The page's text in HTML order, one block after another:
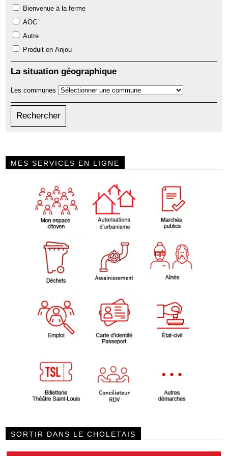
Bienvenue à la ferme
AOC
Autre
Produit en Anjou
La situation géographique
Les communes
MES SERVICES EN LIGNE
SORTIR DANS LE CHOLETAIS